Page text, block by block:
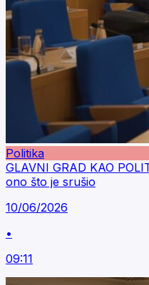
Politika
GLAVNI GRAD KAO
ono što je srušio
10/06/2026
•
09:11